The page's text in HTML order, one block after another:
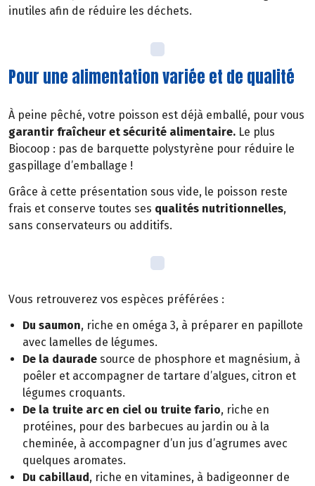
inutiles afin de réduire les déchets.
Pour une alimentation variée et de qualité
À peine pêché, votre poisson est déjà emballé, pour vous
garantir fraîcheur et sécurité alimentaire. Le plus
Biocoop : pas de barquette polystyrène pour réduire le
gaspillage d’emballage !
Grâce à cette présentation sous vide, le poisson reste
frais et conserve toutes ses qualités nutritionnelles,
sans conservateurs ou additifs.
Vous retrouverez vos espèces préférées :
Du saumon, riche en oméga 3, à préparer en papillote
avec lamelles de légumes.
De la daurade source de phosphore et magnésium, à
poêler et accompagner de tartare d’algues, citron et
légumes croquants.
De la truite arc en ciel ou truite fario, riche en
protéines, pour des barbecues au jardin ou à la
cheminée, à accompagner d’un jus d’agrumes avec
quelques aromates.
Du cabillaud, riche en vitamines, à badigeonner de